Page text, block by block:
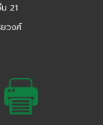
21
วงศ์